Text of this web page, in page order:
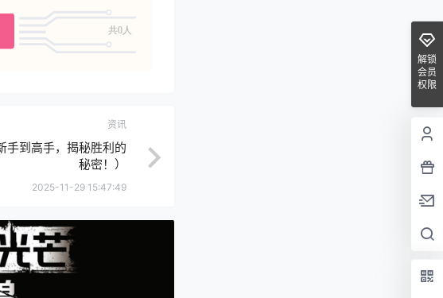
共0人
资讯
手到高手，揭秘胜利的
秘密！）
2025-11-29 15:47:49
解锁
会员
权限